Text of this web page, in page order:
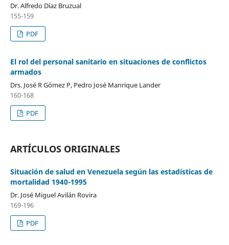
Dr. Alfredo Díaz Bruzual
155-159
PDF
El rol del personal sanitario en situaciones de conflictos
armados
Drs. José R Gómez P, Pedro José Manrique Lander
160-168
PDF
ARTÍCULOS ORIGINALES
Situación de salud en Venezuela según las estadísticas de
mortalidad 1940-1995
Dr. José Miguel Avilán Rovira
169-196
PDF